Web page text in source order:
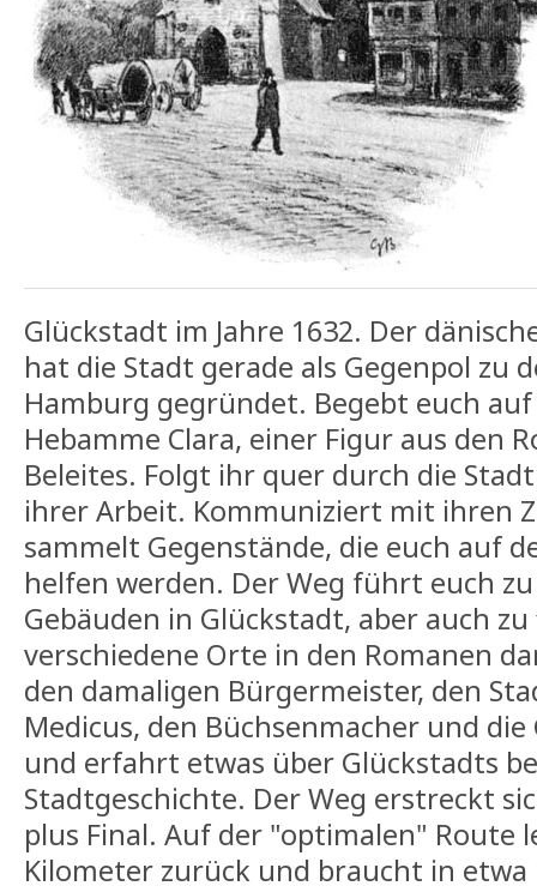
Glückstadt im Jahre 1632. Der
hat die Stadt gerade als Gegenpol zu
Hamburg gegründet. Begebt euch
Hebamme Clara, einer Figur aus den
Beleites. Folgt ihr quer durch die
ihrer Arbeit. Kommuniziert mit ihren
sammelt Gegenstände, die euch auf
helfen werden. Der Weg führt euch
Gebäuden in Glückstadt, aber auch
verschiedene Orte in den Romanen
den damaligen Bürgermeister, den
Medicus, den Büchsenmacher und
und erfahrt etwas über Glückstadts
Stadtgeschichte. Der Weg erstreckt
plus Final. Auf der "optimalen" Route
Kilometer zurück und braucht in etwa